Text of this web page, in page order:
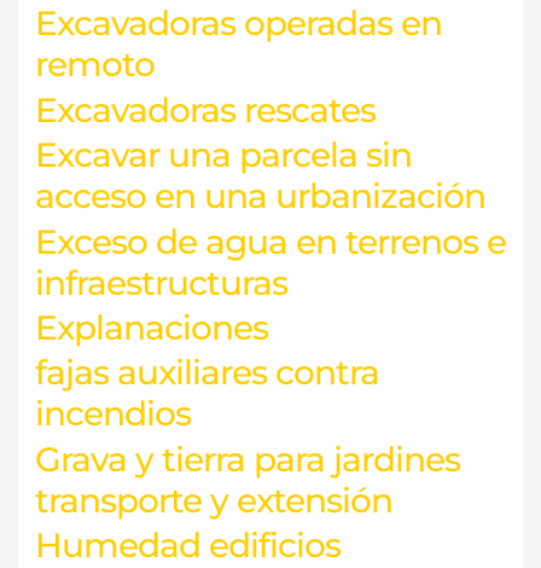
Excavadoras operadas en
remoto
Excavadoras rescates
Excavar una parcela sin
acceso en una urbanización
Exceso de agua en terrenos e
infraestructuras
Explanaciones
fajas auxiliares contra
incendios
Grava y tierra para jardines
transporte y extensión
Humedad edificios